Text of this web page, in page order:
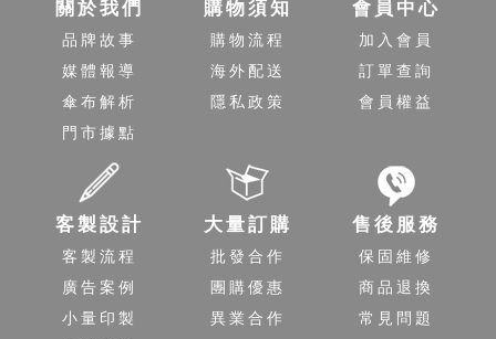
關於我們
品牌故事
媒體報導
傘布解析
門市據點
購物須知
購物流程
海外配送
隱私政策
會員中心
加入會員
訂單查詢
會員權益
客製設計
客製流程
廣告案例
小量印製
大量訂購
批發合作
團購優惠
異業合作
售後服務
保固維修
商品退換
常見問題